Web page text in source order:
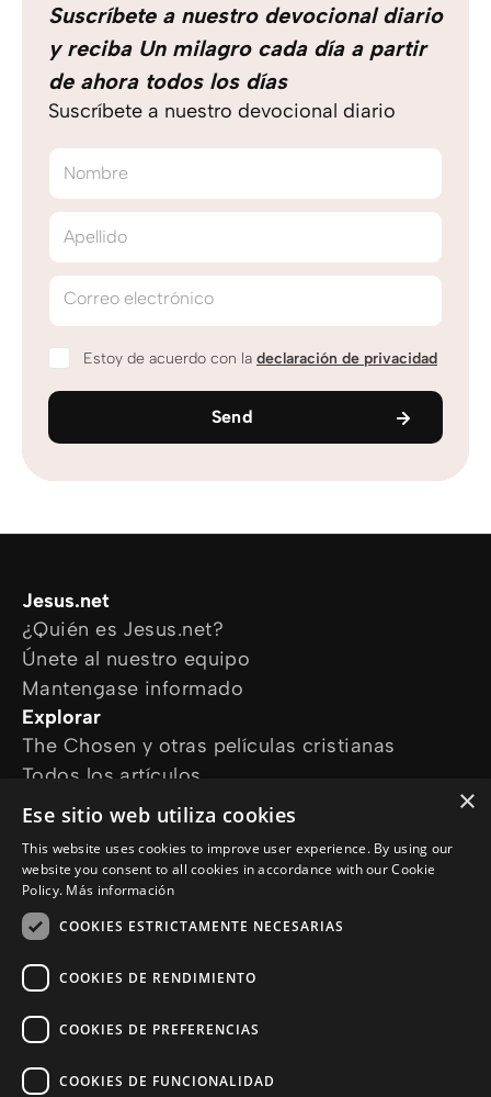
Suscríbete a nuestro devocional diario
y reciba Un milagro cada día a partir
de ahora todos los días
Suscríbete a nuestro devocional diario
Nombre
Apellido
Correo electrónico
Estoy de acuerdo con la declaración de privacidad
Send
Jesus.net
¿Quién es Jesus.net?
Únete al nuestro equipo
Mantengase informado
Explorar
The Chosen y otras películas cristianas
Todos los artículos
Cursos online
¿Cómo podemos ayudarte?
Devocional diario
Necesito oración
Síguenos en
×
Ese sitio web utiliza cookies
This website uses cookies to improve user experience. By using our
website you consent to all cookies in accordance with our Cookie
Policy. Más información
COOKIES ESTRICTAMENTE NECESARIAS
COOKIES DE RENDIMIENTO
COOKIES DE PREFERENCIAS
COOKIES DE FUNCIONALIDAD